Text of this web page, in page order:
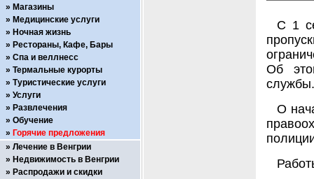
С 1
Об
службы.
О
Магазины
Медицинские услуги
Ночная жизнь
Рестораны, Кафе, Бары
Спа и веллнесс
Термальные курорты
Туристические услуги
Услуги
Развлечения
Обучение
Горячие предложения
Лечение в Венгрии
Недвижимость в Венгрии
Распродажи и скидки